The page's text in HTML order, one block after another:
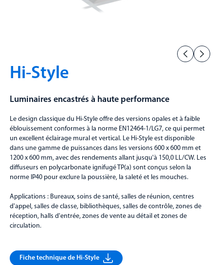
Hi-Style
Luminaires encastrés à haute performance
Le design classique du Hi-Style offre des versions opales et à faible
éblouissement conformes à la norme EN12464-1/LG7, ce qui permet
un excellent éclairage mural et vertical. Le Hi-Style est disponible
dans une gamme de puissances dans les versions 600 x 600 mm et
1200 x 600 mm, avec des rendements allant jusqu'à 150,0 LL/CW. Les
diffuseurs en polycarbonate ignifugé TP(a) sont conçus selon la
norme IP40 pour exclure la poussière, la saleté et les mouches.
Applications : Bureaux, soins de santé, salles de réunion, centres
d'appel, salles de classe, bibliothèques, salles de contrôle, zones de
réception, halls d'entrée, zones de vente au détail et zones de
circulation.
Fiche technique de Hi-Style